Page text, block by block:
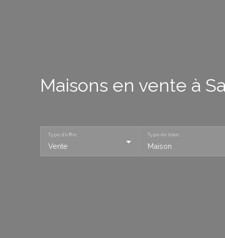
Maisons en vente à
Vente
Type d'offre
Maison
Type de bien